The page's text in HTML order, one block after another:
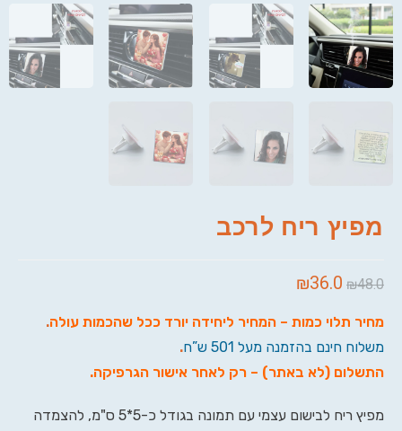
מפיץ ריח לרכב
₪48.0
₪36.0
מחיר תלוי כמות – המחיר ליחידה יורד ככל שהכמות עולה.
משלוח חינם בהזמנה מעל 501 ש”ח
.
התשלום (לא באתר) – רק לאחר אישור הגרפיקה.
מפיץ ריח לבישום עצמי עם תמונה בגודל כ-5*5 ס"מ, להצמדה